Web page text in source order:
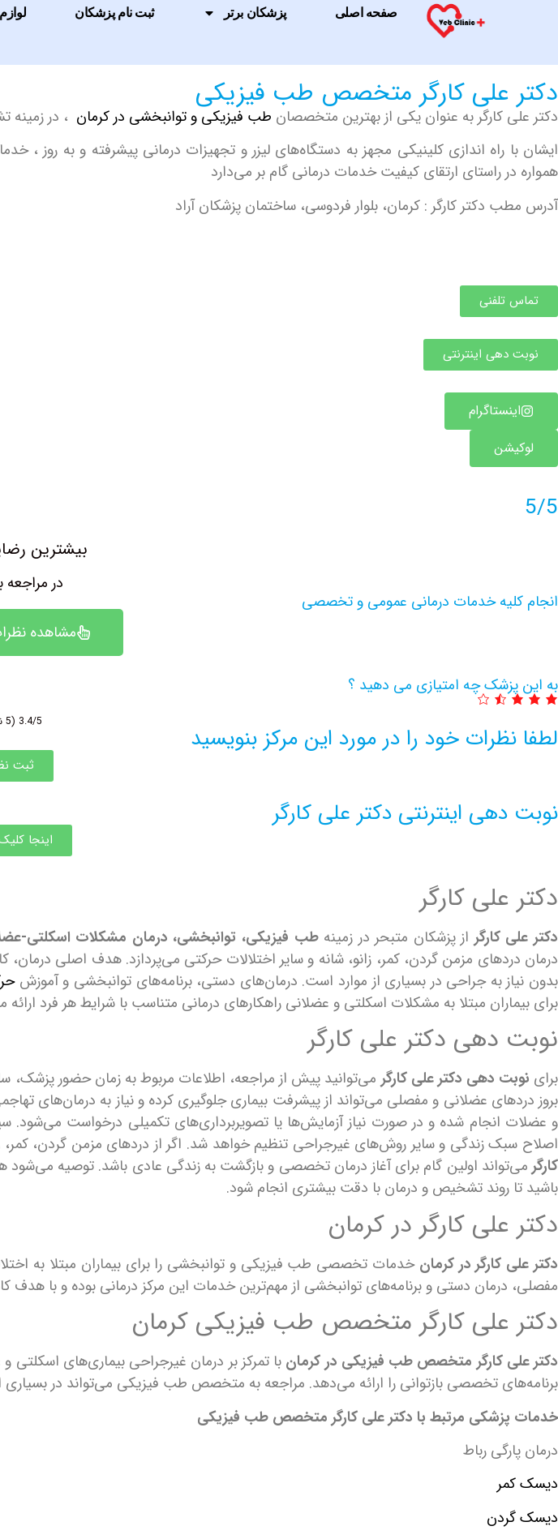
صفحه اصلی پزشکان برتر ثبت نام پزشکان
دکتر علی کارگر متخصص طب فیزیکی
دکتر علی کارگر به عنوان یکی از بهترین متخصصان طب فیزیکی و توانبخشی در کرمان ، در
ایشان با راه‌ اندازی کلینیکی مجهز به دستگاه‌های لیزر و تجهیزات درمانی پیشرفته و به‌ روز
همواره در راستای ارتقای کیفیت خدمات درمانی گام بر می‌دارد
آدرس مطب دکتر کارگر : کرمان، بلوار فردوسی، ساختمان پزشکان آراد
تماس تلفنی
نوبت دهی اینترنتی
اینستاگرام
لوکیشن
5/5
بیشترین
در مراجعه
انجام کلیه خدمات درمانی عمومی و تخصصی
مشاهده
به این پزشک چه امتیازی می دهید ؟
3.4/5 (5 نظر)
لطفا نظرات خود را در مورد این مرکز بنویسید
ثبت
نوبت دهی اینترنتی دکتر علی کارگر
اینجا
دکتر علی کارگر
دکتر علی کارگر از پزشکان متبحر در زمینهطب فیزیکی، توانبخشی، درمان مشکلات اسکلتی-
درمان دردهای مزمن گردن، کمر، زانو، شانه و سایر اختلالات حرکتی می‌پردازد. هدف اصلی درمان،
بدون نیاز به جراحی در بسیاری از موارد است. درمان‌های دستی، برنامه‌های توانبخشی و آموزش
برای بیماران مبتلا به مشکلات اسکلتی و عضلانی راهکارهای درمانی متناسب با شرایط هر فرد ارائه
نوبت دهی دکتر علی کارگر
برای نوبت دهی دکتر علی کارگر می‌توانید پیش از مراجعه، اطلاعات مربوط به زمان حضور
بروز دردهای عضلانی و مفصلی می‌تواند از پیشرفت بیماری جلوگیری کرده و نیاز به درمان‌های
و عضلات انجام شده و در صورت نیاز آزمایش‌ها یا تصویربرداری‌های تکمیلی درخواست می‌شود.
اصلاح سبک زندگی و سایر روش‌های غیرجراحی تنظیم خواهد شد. اگر از دردهای مزمن گردن،
کارگر
باشید تا روند تشخیص و درمان با دقت بیشتری انجام شود.
دکتر علی کارگر در کرمان
دکتر علی کارگر در کرمان خدمات تخصصی طب فیزیکی و توانبخشی را برای بیماران مبتلا به
مفصلی، درمان دستی و برنامه‌های توانبخشی از مهم‌ترین خدمات این مرکز درمانی بوده و با هدف
دکتر علی کارگر متخصص طب فیزیکی کرمان
دکتر علی کارگر متخصص طب فیزیکی در کرمان با تمرکز بر درمان غیرجراحی بیماری‌های
برنامه‌های تخصصی بازتوانی را ارائه می‌دهد. مراجعه به متخصص طب فیزیکی می‌تواند در بسیاری
خدمات پزشکی مرتبط با دکتر علی کارگر متخصص طب فیزیکی
درمان پارگی رباط
دیسک کمر
دیسک گردن